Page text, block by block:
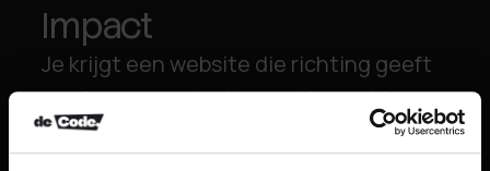
Impact
Je krijgt een website die richting geeft
aan je communicatie, rust brengt in je
verhaal en vertrouwen opbouwt bij je